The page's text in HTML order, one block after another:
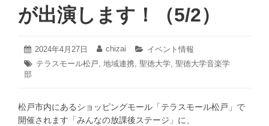
が出演します！（5/2）
投
稿
2024年4月27日
2024
年
4
投
稿
chizai
カ
テ
イベント情報
タ
テラスモール松戸, 地域連携, 聖徳大学, 聖徳大学音楽学
部
松戸市内にあるショッピングモール「テラスモール松戸」で
開催されます「みんなの放課後ステージ」に、